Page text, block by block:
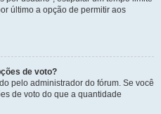
último a opção de permitir aos
de voto?
pelo administrador do fórum. Se você
de voto do que a quantidade